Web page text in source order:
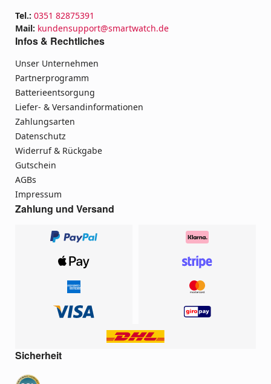
Tel.: 0351 82875391
Mail: kundensupport@smartwatch.de
Infos & Rechtliches
Unser Unternehmen
Partnerprogramm
Batterieentsorgung
Liefer- & Versandinformationen
Zahlungsarten
Datenschutz
Widerruf & Rückgabe
Gutschein
AGBs
Impressum
Zahlung und Versand
Sicherheit